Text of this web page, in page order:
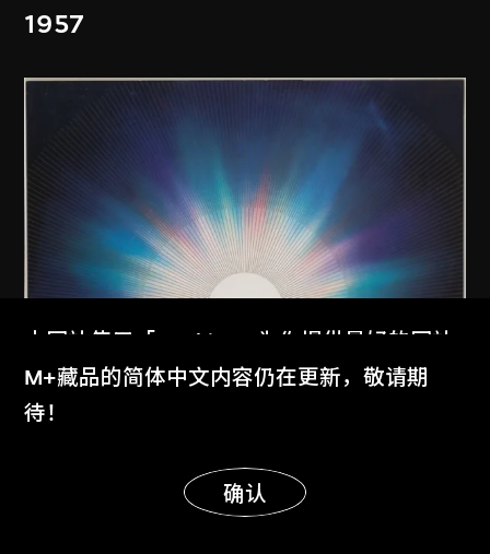
1957
本网站使用「Cookies」为你提供最好的网站
体验。
了解更多
明白
M+藏品的简体中文内容仍在更新，敬请期
待！
确认
显示更多